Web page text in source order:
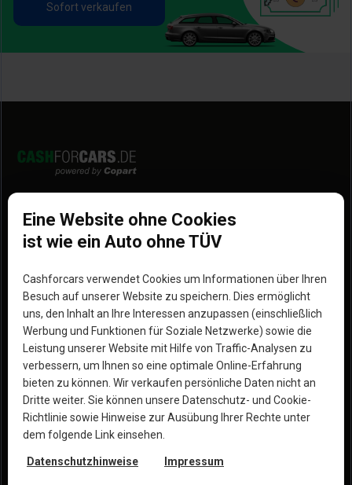
entsprechen sollte, kann
Sofort verkaufen
Wie funktionierts
Hilfe
Erfahrungen
Warum wir die bessere
Option sind
Impressum
Werde Partner
Blog
Eine Website ohne Cookies
ist wie ein Auto ohne TÜV
Cashforcars verwendet Cookies um Informationen über Ihren
Besuch auf unserer Website zu speichern. Dies ermöglicht
uns, den Inhalt an Ihre Interessen anzupassen (einschließlich
Werbung und Funktionen für Soziale Netzwerke) sowie die
Leistung unserer Website mit Hilfe von Traffic-Analysen zu
verbessern, um Ihnen so eine optimale Online-Erfahrung
bieten zu können. Wir verkaufen persönliche Daten nicht an
Dritte weiter. Sie können unsere Datenschutz- und Cookie-
Richtlinie sowie Hinweise zur Ausübung Ihrer Rechte unter
dem folgende Link einsehen.
Datenschutzhinweise Impressum